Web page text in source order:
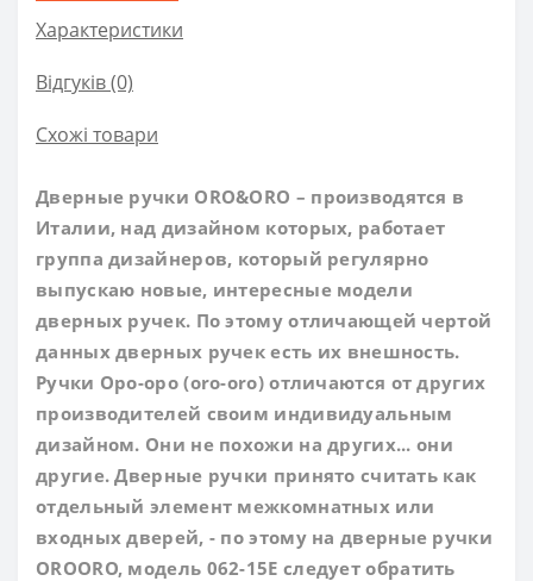
Характеристики
Відгуків (0)
Схожі товари
Дверные ручки ORO&ORO – производятся в
Италии, над дизайном которых, работает
группа дизайнеров, который регулярно
выпускаю новые, интересные модели
дверных ручек. По этому отличающей чертой
данных дверных ручек есть их внешность.
Ручки Оро-оро (oro-oro) отличаются от других
производителей своим индивидуальным
дизайном. Они не похожи на других... они
другие. Дверные ручки принято считать как
отдельный элемент межкомнатных или
входных дверей, - по этому на дверные ручки
OROORO, модель 062-15E следует обратить